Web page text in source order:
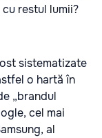
restul lumii?
sistematizate
o hartă în
„brandul
cel mai
al